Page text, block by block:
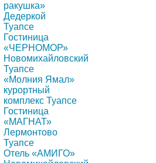
ракушка»
Дедеркой
Туапсе
Гостиница
«ЧЕРНОМОР»
Новомихайловский
Туапсе
«Молния Ямал»
курортный
комплекс Туапсе
Гостиница
«МАГНАТ»
Лермонтово
Туапсе
Отель «АМИГО»